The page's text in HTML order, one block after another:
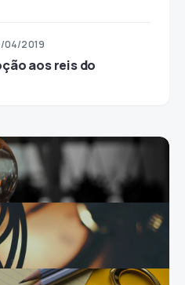
04/2019
aos reis do